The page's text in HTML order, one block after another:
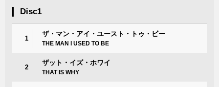
Disc1
1
ザ・マン・アイ・ユースト・トゥ・ビー
THE MAN I USED TO BE
2
ザット・イズ・ホワイ
THAT IS WHY